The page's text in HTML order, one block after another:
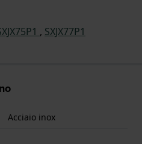
, SXJX77P1
Acciaio inox